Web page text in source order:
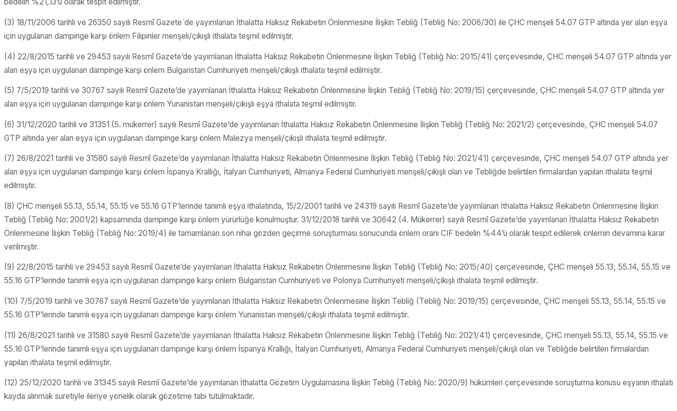
bedelin %21,13’ü olarak tespit edilmiştir.
(3) 18/11/2006 tarihli ve 26350 sayılı Resmî Gazete`de yayımlanan İthalatta Haksız Rekabetin Önlenmesine İlişkin Tebliğ (Tebliğ No: 2006/30) ile ÇHC menşeli 54.07 GTP altında yer alan eşya
için uygulanan dampinge karşı önlem Filipinler menşeli/çıkışlı ithalata teşmil edilmiştir.
(4) 22/8/2015 tarihli ve 29453 sayılı Resmî Gazete’de yayımlanan İthalatta Haksız Rekabetin Önlenmesine İlişkin Tebliğ (Tebliğ No: 2015/41) çerçevesinde, ÇHC menşeli 54.07 GTP altında yer
alan eşya için uygulanan dampinge karşı önlem Bulgaristan Cumhuriyeti menşeli/çıkışlı ithalata teşmil edilmiştir.
(5) 7/5/2019 tarihli ve 30767 sayılı Resmî Gazete’de yayımlanan İthalatta Haksız Rekabetin Önlenmesine İlişkin Tebliğ (Tebliğ No: 2019/15) çerçevesinde, ÇHC menşeli 54.07 GTP altında yer
alan eşya için uygulanan dampinge karşı önlem Yunanistan menşeli/çıkışlı eşya ithalata teşmil edilmiştir.
(6) 31/12/2020 tarihli ve 31351 (5. mükerrer) sayılı Resmî Gazete’de yayımlanan İthalatta Haksız Rekabetin Önlenmesine İlişkin Tebliğ (Tebliğ No: 2021/2) çerçevesinde, ÇHC menşeli 54.07
GTP altında yer alan eşya için uygulanan dampinge karşı önlem Malezya menşeli/çıkışlı ithalata teşmil edilmiştir.
(7) 26/8/2021 tarihli ve 31580 sayılı Resmî Gazete’de yayımlanan İthalatta Haksız Rekabetin Önlenmesine İlişkin Tebliğ (Tebliğ No: 2021/41) çerçevesinde, ÇHC menşeli 54.07 GTP altında yer
alan eşya için uygulanan dampinge karşı önlem İspanya Krallığı, İtalyan Cumhuriyeti, Almanya Federal Cumhuriyeti menşeli/çıkışlı olan ve Tebliğde belirtilen firmalardan yapılan ithalata teşmil
edilmiştir.
(8) ÇHC menşeli 55.13, 55.14, 55.15 ve 55.16 GTP’lerinde tanımlı eşya ithalatında, 15/2/2001 tarihli ve 24319 sayılı Resmî Gazete’de yayımlanan İthalatta Haksız Rekabetin Önlenmesine İlişkin
Tebliğ (Tebliğ No: 2001/2) kapsamında dampinge karşı önlem yürürlüğe konulmuştur. 31/12/2018 tarihli ve 30642 (4. Mükerrer) sayılı Resmî Gazete’de yayımlanan İthalatta Haksız Rekabetin
Önlenmesine İlişkin Tebliğ (Tebliğ No: 2019/4) ile tamamlanan son nihai gözden geçirme soruşturması sonucunda önlem oranı CIF bedelin %44’ü olarak tespit edilerek önlemin devamına karar
verilmiştir.
(9) 22/8/2015 tarihli ve 29453 sayılı Resmî Gazete’de yayımlanan İthalatta Haksız Rekabetin Önlenmesine İlişkin Tebliğ (Tebliğ No: 2015/40) çerçevesinde, ÇHC menşeli 55.13, 55.14, 55.15 ve
55.16 GTP’lerinde tanımlı eşya için uygulanan dampinge karşı önlem Bulgaristan Cumhuriyeti ve Polonya Cumhuriyeti menşeli/çıkışlı ithalata teşmil edilmiştir.
(10) 7/5/2019 tarihli ve 30767 sayılı Resmî Gazete’de yayımlanan İthalatta Haksız Rekabetin Önlenmesine İlişkin Tebliğ (Tebliğ No: 2019/15) çerçevesinde, ÇHC menşeli 55.13, 55.14, 55.15 ve
55.16 GTP’lerinde tanımlı eşya için uygulanan dampinge karşı önlem Yunanistan menşeli/çıkışlı ithalata teşmil edilmiştir.
(11) 26/8/2021 tarihli ve 31580 sayılı Resmî Gazete’de yayımlanan İthalatta Haksız Rekabetin Önlenmesine İlişkin Tebliğ (Tebliğ No: 2021/41) çerçevesinde, ÇHC menşeli 55.13, 55.14, 55.15 ve
55.16 GTP’lerinde tanımlı eşya için uygulanan dampinge karşı önlem İspanya Krallığı, İtalyan Cumhuriyeti, Almanya Federal Cumhuriyeti menşeli/çıkışlı olan ve Tebliğde belirtilen firmalardan
yapılan ithalata teşmil edilmiştir.
(12) 25/12/2020 tarihli ve 31345 sayılı Resmî Gazete’de yayımlanan İthalatta Gözetim Uygulamasına İlişkin Tebliğ (Tebliğ No: 2020/9) hükümleri çerçevesinde soruşturma konusu eşyanın ithalatı
kayda alınmak suretiyle ileriye yönelik olarak gözetime tabi tutulmaktadır.